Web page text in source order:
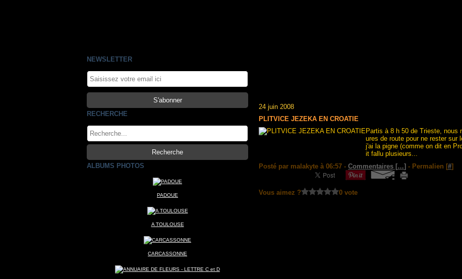
NEWSLETTER
RECHERCHE
ALBUMS PHOTOS
PADOUE
A TOULOUSE
CARCASSONNE
24 juin 2008
PLITVICE JEZEKA EN CROATIE
Partis à 8 h 50 de Trieste, nous
ures de route pour ne rester sur
j'ai la pigne (comme on dit en
it fallu plusieurs...
Posté par malakyte à 06:57 - Commentaires […] - Permalien [#]
Vous aimez ? 0 vote